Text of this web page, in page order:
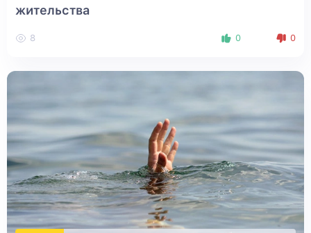
жительства
8 0 0